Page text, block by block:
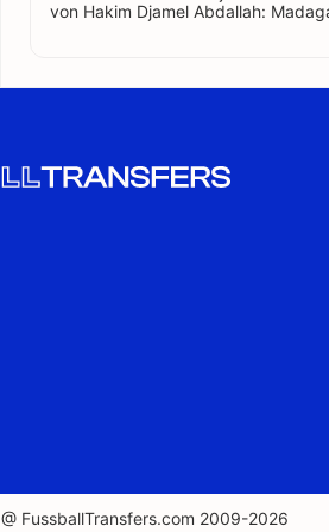
von Hakim Djamel Abdallah:
@ FussballTransfers.com 2009-2026